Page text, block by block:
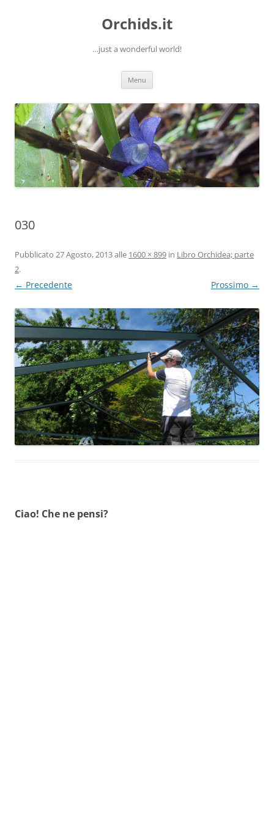
Orchids.it
…just a wonderful world!
Menu
030
Pubblicato 27 Agosto, 2013alle 1600 × 899 in Libro Orchidea; parte
2.
← Precedente Prossimo →
Ciao! Che ne pensi?